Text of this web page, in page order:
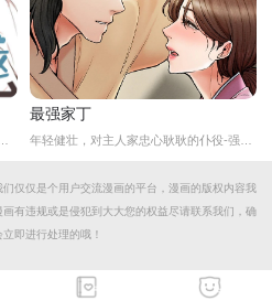
己吧？这次有希望摆脱渣男了！少年人，太天真啦，非酋是一辈子的事哟。
最强家丁
年轻健壮，对主人家忠心耿耿的仆役-强石，某夜意外目睹大监夫人自我安慰的画面。明知眼前是个火坑，他仍然义无返顾地跳了下去！「夫人，小的乐意填补你空虚寂寞的心灵…」
仅仅是个用户交流漫画的平台，漫画的版权内容我
有违规或是侵犯到大大您的权益尽请联系我们，确
即进行处理的哦！